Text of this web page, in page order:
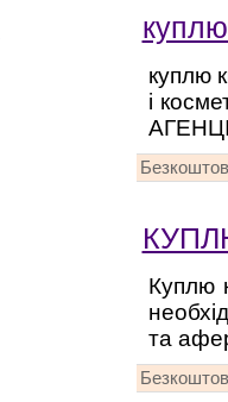
куплю
і
Куплю
та